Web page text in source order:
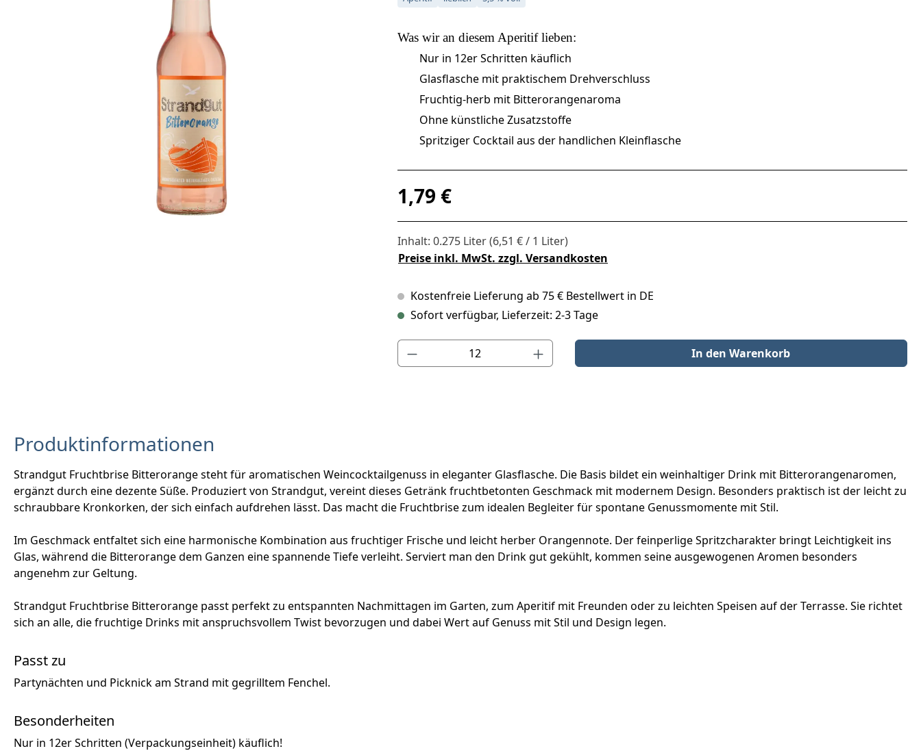
Was wir an diesem Aperitiflieben:
Nur in 12er Schritten käuflich
Glasflasche mit praktischem Drehverschluss
Fruchtig-herb mit Bitterorangenaroma
Ohne künstliche Zusatzstoffe
Spritziger Cocktail aus der handlichen Kleinflasche
Regulärer Preis:
1,79 €
Inhalt: 0.275 Liter(6,51 € / 1 Liter)
Preise inkl. MwSt. zzgl. Versandkosten
Kostenfreie Lieferung ab 75 € Bestellwert in DE
Sofort verfügbar, Lieferzeit: 2-3 Tage
Produkt Anzahl: Gib den gewünschten Wert ein oder benutze die Schaltflächen um die Anzahl zu erhöhen oder zu
In den Warenkorb
Produktinformationen
Strandgut Fruchtbrise Bitterorange steht für aromatischen Weincocktailgenuss in eleganter Glasflasche. Die Basis bildet ein weinhaltiger Drink mit Bitterorangenaromen,
ergänzt durch eine dezente Süße. Produziert von Strandgut, vereint dieses Getränk fruchtbetonten Geschmack mit modernem Design. Besonders praktisch ist der leicht zu
schraubbare Kronkorken, der sich einfach aufdrehen lässt. Das macht die Fruchtbrise zum idealen Begleiter für spontane Genussmomente mit Stil.
Im Geschmack entfaltet sich eine harmonische Kombination aus fruchtiger Frische und leicht herber Orangennote. Der feinperlige Spritzcharakter bringt Leichtigkeit ins
Glas, während die Bitterorange dem Ganzen eine spannende Tiefe verleiht. Serviert man den Drink gut gekühlt, kommen seine ausgewogenen Aromen besonders
angenehm zur Geltung.
Strandgut Fruchtbrise Bitterorange passt perfekt zu entspannten Nachmittagen im Garten, zum Aperitif mit Freunden oder zu leichten Speisen auf der Terrasse. Sie richtet
sich an alle, die fruchtige Drinks mit anspruchsvollem Twist bevorzugen und dabei Wert auf Genuss mit Stil und Design legen.
Passt zu
Partynächten und Picknick am Strand mit gegrilltem Fenchel.
Besonderheiten
Nur in 12er Schritten (Verpackungseinheit) käuflich!